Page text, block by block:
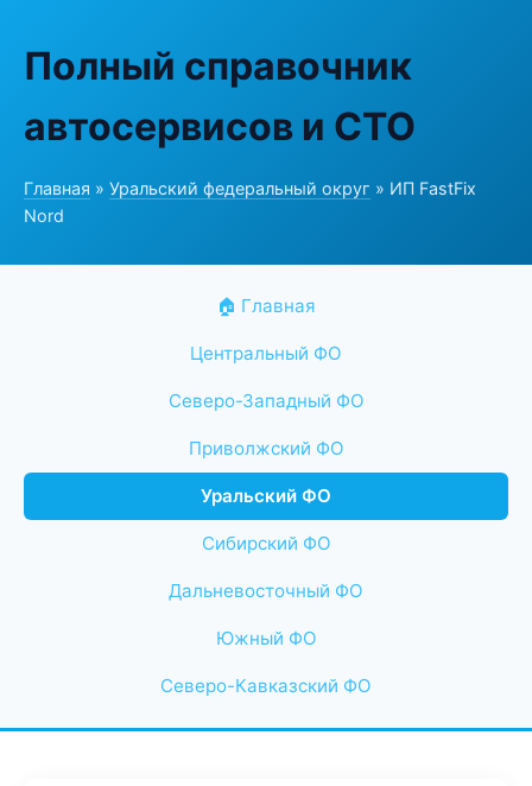
Полный справочник
автосервисов и СТО
Главная » Уральский федеральный округ » ИП FastFix
Nord
🏠 Главная
Центральный ФО
Северо-Западный ФО
Приволжский ФО
Уральский ФО
Сибирский ФО
Дальневосточный ФО
Южный ФО
Северо-Кавказский ФО